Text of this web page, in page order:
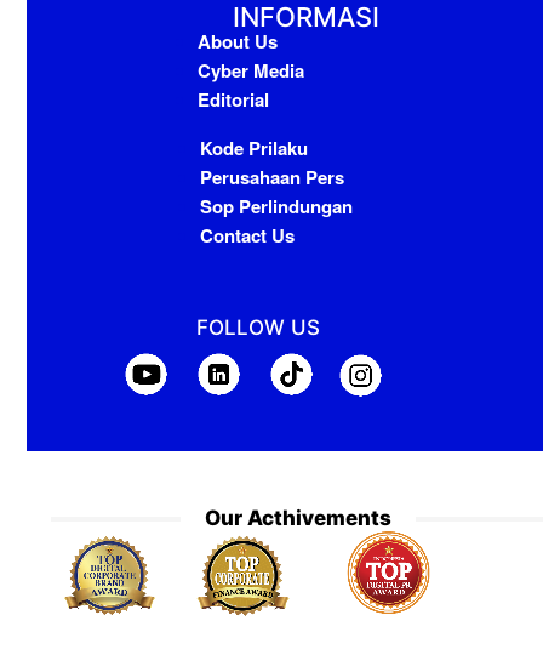
INFORMASI
About Us
Cyber Media
Editorial
Kode Prilaku
Perusahaan Pers
Sop Perlindungan
Contact Us
FOLLOW US
Our Acthivements